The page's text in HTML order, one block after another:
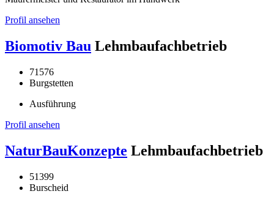
Profil ansehen
Biomotiv Bau Lehmbaufachbetrieb
71576
Burgstetten
Ausführung
Profil ansehen
NaturBauKonzepte Lehmbaufachbetrieb
51399
Burscheid